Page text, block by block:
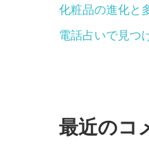
化粧品の進化と
電話占いで見つ
最近のコ